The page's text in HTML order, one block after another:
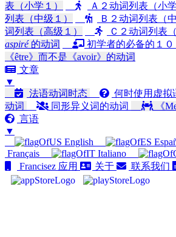
表（小学１）
Ａ２动词列表（小学
列表（中级１）
Ｂ２动词列表（
词列表（高级１）
Ｃ２动词列表
aspiré的动词 初学者的必备的１０
《être》而不是《avoir》的动词
文章
▼
法语动词时态
何时使用虚拟
动词
同形异义词的动词
《
言语
▼
English
Français
Italiano
Francisez 应用
关于 联系我们